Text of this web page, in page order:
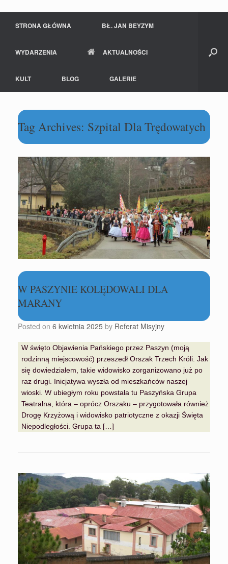
STRONA GŁÓWNA BŁ. JAN BEYZYM
WYDARZENIA AKTUALNOŚCI
KULT BLOG GALERIE
Tag Archives: Szpital Dla Trędowatych
W PASZYNIE KOLĘDOWALI DLA
MARANY
Posted on 6 kwietnia 2025 by Referat Misyjny
W święto Objawienia Pańskiego przez Paszyn (moją
rodzinną miejscowość) przeszedł Orszak Trzech Króli. Jak
się dowiedziałem, takie widowisko zorganizowano już po
raz drugi. Inicjatywa wyszła od mieszkańców naszej
wioski. W ubiegłym roku powstała tu Paszyńska Grupa
Teatralna, która – oprócz Orszaku – przygotowała również
Drogę Krzyżową i widowisko patriotyczne z okazji Święta
Niepodległości. Grupa ta […]